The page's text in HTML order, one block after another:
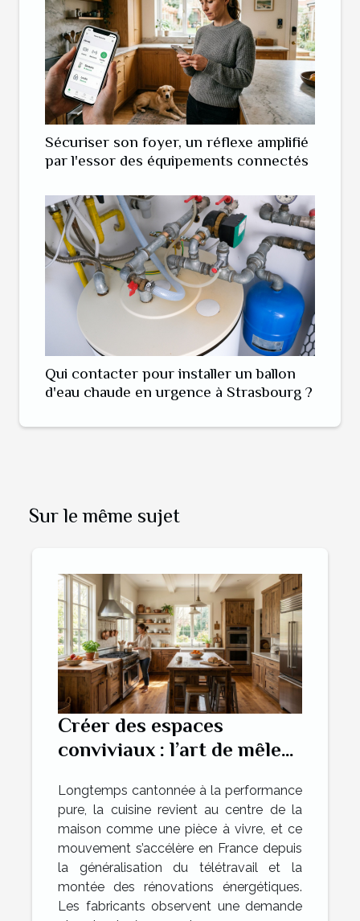
Sécuriser son foyer, un réflexe amplifié
par l'essor des équipements connectés
Qui contacter pour installer un ballon
d'eau chaude en urgence à Strasbourg ?
Sur le même sujet
Créer des espaces
conviviaux : l’art de mêler
dans la cuisine
Longtemps cantonnée à la performance
pure, la cuisine revient au centre de la
maison comme une pièce à vivre, et ce
mouvement s’accélère en France depuis
la généralisation du télétravail et la
montée des rénovations énergétiques.
Les fabricants observent une demande